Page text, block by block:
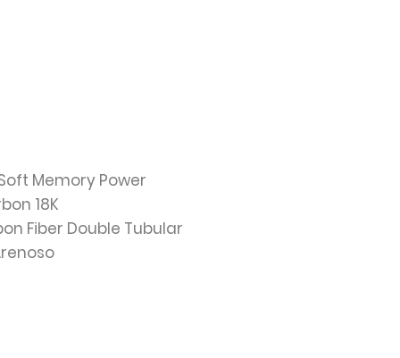
Memory Power
18K
Fiber Double Tubular